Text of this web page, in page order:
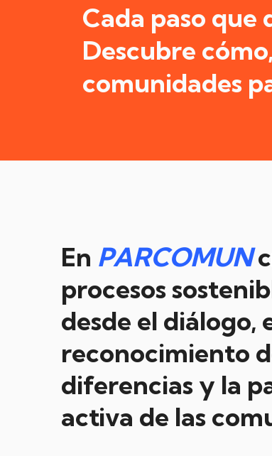
Cada paso que
Descubre
comunidades
En PARCOMUN
procesos
desde el diálogo,
reconocimiento
diferencias y la
activa de las